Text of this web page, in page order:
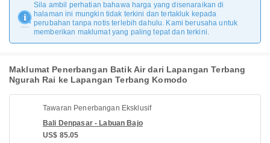
Sila ambil perhatian bahawa harga yang disenaraikan di
halaman ini mungkin tidak terkini dan tertakluk kepada
perubahan tanpa notis terlebih dahulu. Kami berusaha untuk
memberikan maklumat yang paling tepat dan terkini.
Maklumat Penerbangan Batik Air dari Lapangan Terbang
Ngurah Rai ke Lapangan Terbang Komodo
Tawaran Penerbangan Eksklusif
Bali Denpasar - Labuan Bajo
US$ 85.05